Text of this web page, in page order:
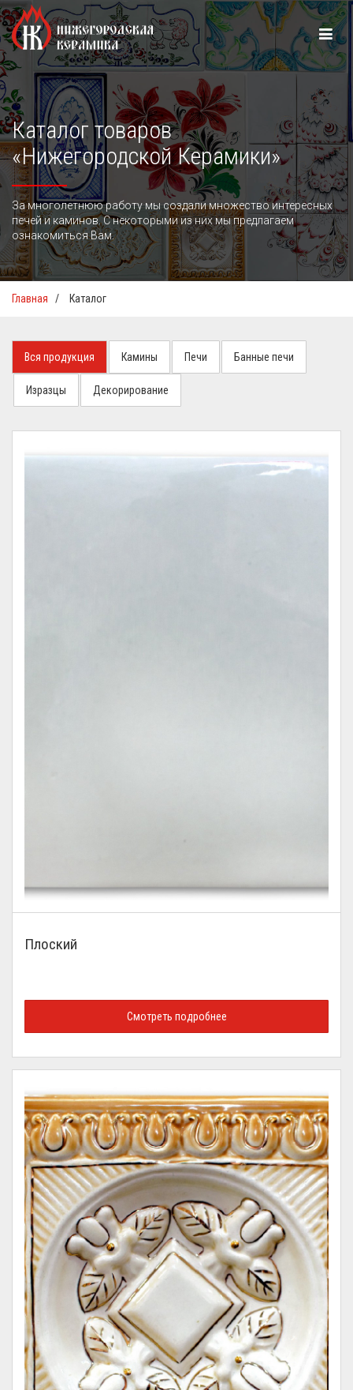
Каталог товаров
«Нижегородской Керамики»
За многолетнюю работу мы создали множество интересных
печей и каминов. С некоторыми из них мы предлагаем
ознакомиться Вам.
Главная / Каталог
Вся продукция Камины Печи Банные печи
Изразцы Декорирование
Плоский
Смотреть подробнее